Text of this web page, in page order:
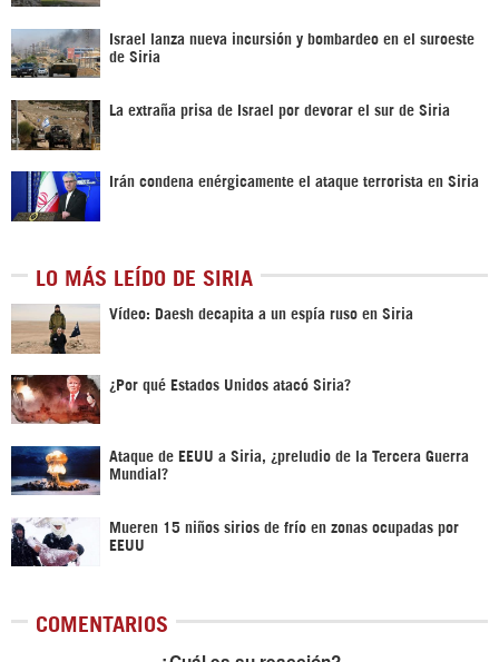
Israel lanza nueva incursión y bombardeo en el suroeste
de Siria
La extraña prisa de Israel por devorar el sur de Siria
Irán condena enérgicamente el ataque terrorista en Siria
LO MÁS LEÍDO DE SIRIA
Vídeo: Daesh decapita a un espía ruso en Siria
¿Por qué Estados Unidos atacó Siria?
Ataque de EEUU a Siria, ¿preludio de la Tercera Guerra
Mundial?
Mueren 15 niños sirios de frío en zonas ocupadas por
EEUU
COMENTARIOS